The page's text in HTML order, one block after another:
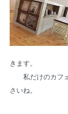
きます。
私だけのカフェ
さいね。